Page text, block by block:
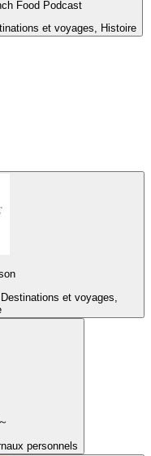
Food Podcast
et voyages, Histoire
et voyages,
personnels